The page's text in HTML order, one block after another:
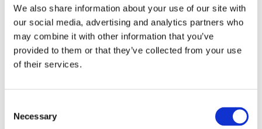
We also share information about your use of our site with
our social media, advertising and analytics partners who
may combine it with other information that you’ve
provided to them or that they’ve collected from your use
of their services.
Selection
Necessary
Lampsladd med lamppropp för montering i
armaturer eller på lamphållare.
MÅTT OCH SPECIFIKATIONER
Visa alla produkter från Malmbergs